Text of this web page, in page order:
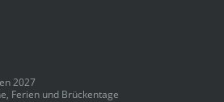
2027
Ferien und Brückentage